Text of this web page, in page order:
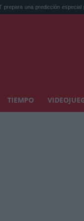
especial para el e...
TIEMPO